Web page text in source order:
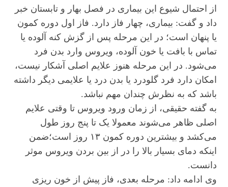
از احتمال شیوع این بیماری در فصل بهار و تابستان خبر
داد و گفت: بیماری، چهار فاز دارد. فاز اول دوره کمون
یا پنهان است؛ در این مرحله پس از گزش کنه آلوده یا
تماس با بافت یا خون آلوده، ویروس وارد بدن فرد
می‌شود. در این مرحله هنوز علایم اصلی آشکار نیست،
امکان دارد فرد گلودرد یا بدن درد یا علایمی دیگر داشته
باشد که به نظرش چندان مهم نباشد.
به گفته حقیقی، از زمان ورود ویروس تا وقتی علایم
اصلی ظاهر می‌شوند معمولا یک تا پنج روز طول
می‌کشد و بیشترین دوره کمون ۱۳ روز است؛ضمن
اینکه دمای بسیار بالا را در از بین بردن ویروس موثر
دانست.
وی ادامه داد: مرحله بعدی، فاز پیش از خون ریزی